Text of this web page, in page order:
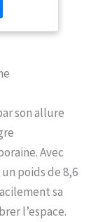
: le
les
des
la
robot
est
de
son allure
Avec
poids de 8,6
sa
l’espace.